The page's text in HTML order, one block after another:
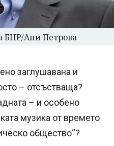
БНР/Ани Петрова
заглушавана и
– отсъстваща?
– и особено
музика от времето
общество“?